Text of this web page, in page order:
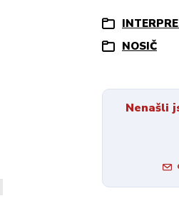
NOSIČ
Nenašli